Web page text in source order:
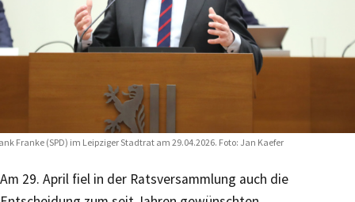
Franke (SPD) im Leipziger Stadtrat am 29.04.2026. Foto: Jan Kaefer
Am 29. April fiel in der Ratsversammlung auch die